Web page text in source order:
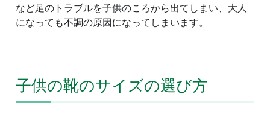
など足のトラブルを子供のころから出てしまい、大人
になっても不調の原因になってしまいます。
子供の靴のサイズの選び方